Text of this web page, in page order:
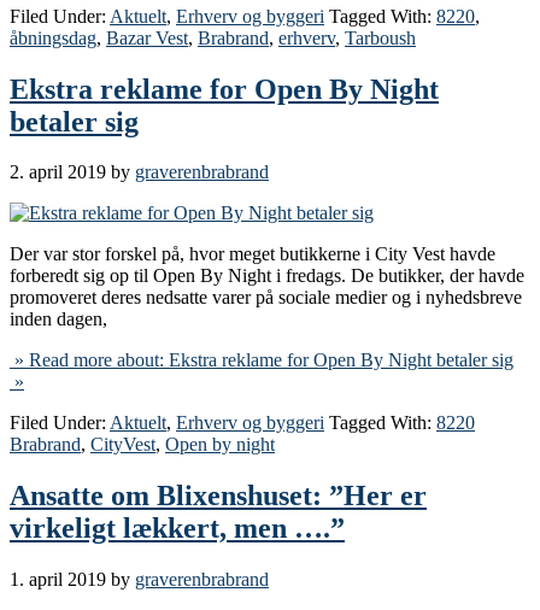
Filed Under: Aktuelt, Erhverv og byggeri Tagged With: 8220,
åbningsdag, Bazar Vest, Brabrand, erhverv, Tarboush
Ekstra reklame for Open By Night
betaler sig
2. april 2019 by graverenbrabrand
Der var stor forskel på, hvor meget butikkerne i City Vest havde
forberedt sig op til Open By Night i fredags. De butikker, der havde
promoveret deres nedsatte varer på sociale medier og i nyhedsbreve
inden dagen,
» Read more about: Ekstra reklame for Open By Night betaler sig
»
Filed Under: Aktuelt, Erhverv og byggeri Tagged With: 8220
Brabrand, CityVest, Open by night
Ansatte om Blixenshuset: ”Her er
virkeligt lækkert, men ….”
1. april 2019 by graverenbrabrand